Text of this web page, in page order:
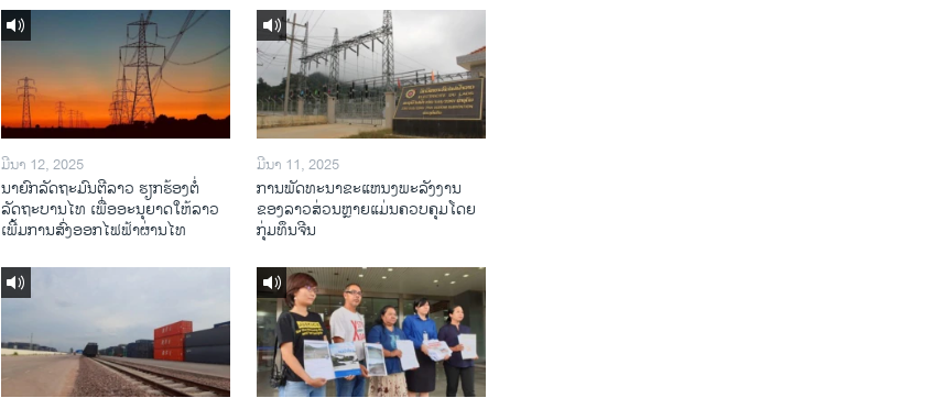
ມີນາ 12, 2025
ນາຍົກລັດຖະມົນຕີລາວ ຮຽກຮ້ອງຕໍ່
ລັດຖະບານໄທ ເພື່ອອະນຸຍາດໃຫ້ລາວ
ເພີ້ມການສົ່ງອອກໄຟຟ້າຜ່ານໄທ
ມີນາ 11, 2025
ການພັດທະນາຂະແຫນງພະລັງງານ
ຂອງລາວສ່ວນຫຼາຍແມ່ນຄວບຄຸມໂດຍ
ກຸ່ມທຶນຈີນ